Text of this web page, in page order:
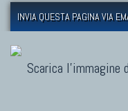
INVIA QUESTA PAGINA VIA
Scarica l'immagine